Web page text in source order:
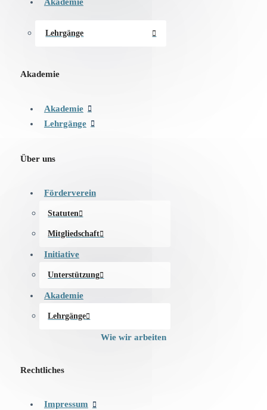
Lehrgänge
Akademie
Akademie
Lehrgänge
Über uns
Förderverein
Statuten
Mitgliedschaft
Initiative
Unterstützung
Akademie
Lehrgänge
Wie wir arbeiten
Rechtliches
Impressum